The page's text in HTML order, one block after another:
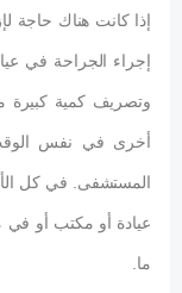
إذا كانت هناك حاجة
إجراء الجراحة في
وتصريف كمية كبيرة
أخرى في نفس
المستشفى. في كل
عيادة أو مكتب أو
ما.